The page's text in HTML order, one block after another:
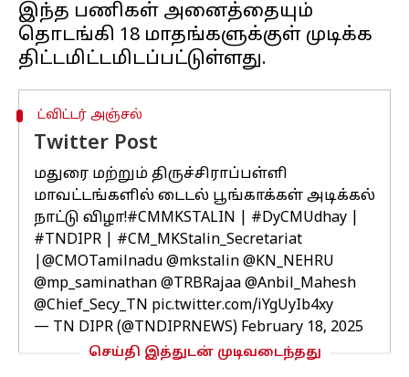
இந்த பணிகள் அனைத்தையும்
தொடங்கி 18 மாதங்களுக்குள் முடிக்க
ட்விட்டர் அஞ்சல்
Twitter Post
மதுரை மற்றும் திருச்சிராப்பள்ளி
மாவட்டங்களில் டைடல் பூங்காக்கள் அடிக்கல்
நாட்டு விழா!#CMMKSTALIN #DyCMUdhay
#TNDIPR
#CM_MKStalin_Secretariat
@CMOTamilnadu @mkstalin @KN_NEHRU
@mp_saminathan @TRBRajaa @Anbil_Mahesh
@Chief_Secy_TN pic.twitter.com/iYgUyIb4xy
— TN DIPR (@TNDIPRNEWS) February 18, 2025
செய்தி இத்துடன் முடிவடைந்தது